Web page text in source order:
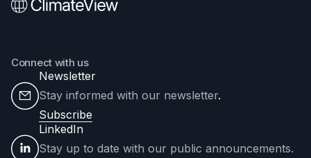
Connect with us
Newsletter
Stay informed with our newsletter.
Subscribe
LinkedIn
Stay up to date with our public announcements.